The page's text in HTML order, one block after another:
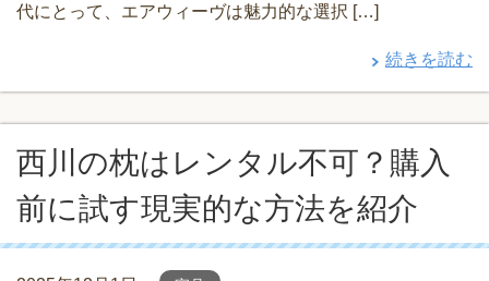
代にとって、エアウィーヴは魅力的な選択 […]
続きを読む
西川の枕はレンタル不可？購入
前に試す現実的な方法を紹介